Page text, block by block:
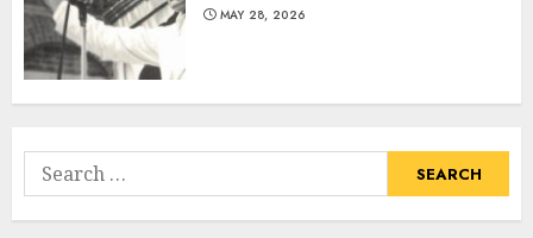
MAY 28, 2026
Search
for: